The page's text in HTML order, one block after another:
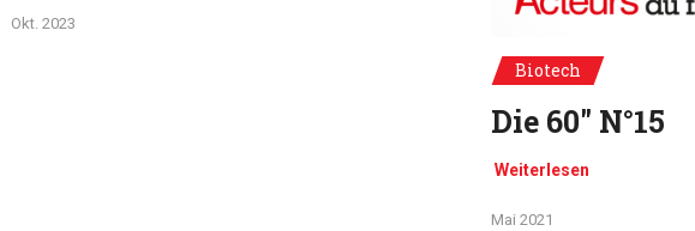
Okt. 2023
Biotech
Die 60" N°15
Weiterlesen
Mai 2021